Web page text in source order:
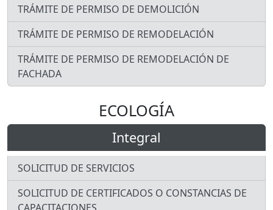
TRÁMITE DE PERMISO DE DEMOLICIÓN
TRÁMITE DE PERMISO DE REMODELACIÓN
TRÁMITE DE PERMISO DE REMODELACIÓN DE
FACHADA
ECOLOGÍA
Integral
SOLICITUD DE SERVICIOS
SOLICITUD DE CERTIFICADOS O CONSTANCIAS DE